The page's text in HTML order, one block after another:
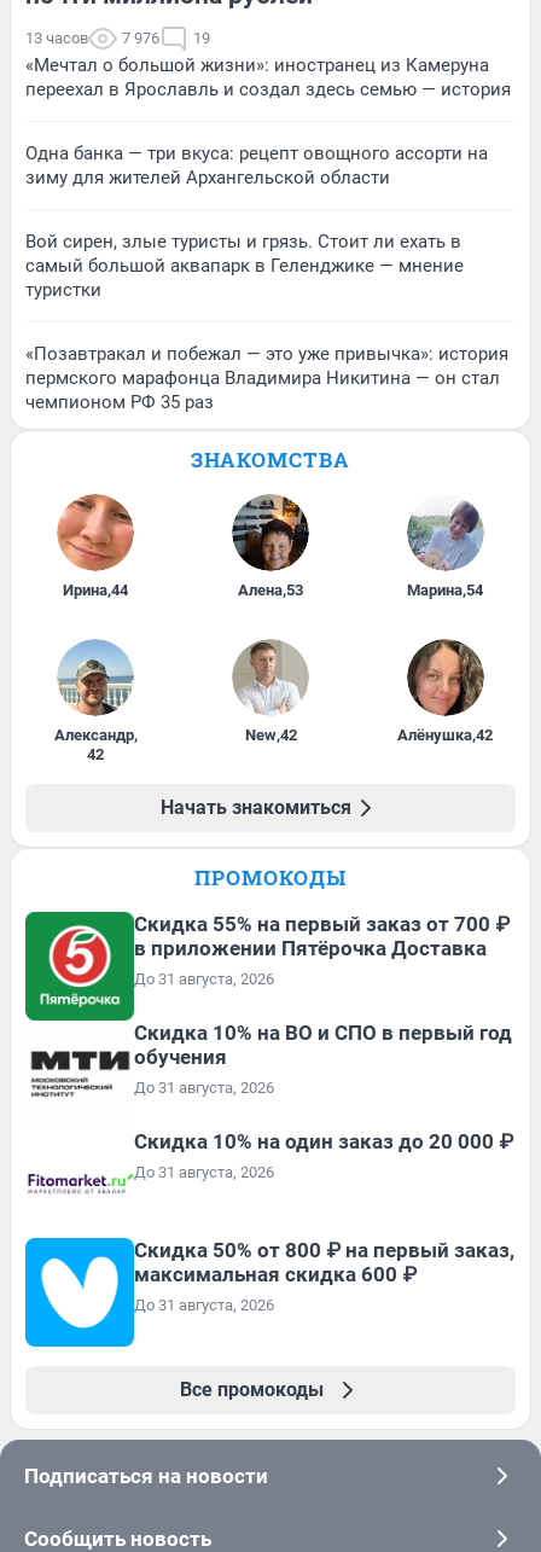
13 часов 7 976 19
«Мечтал о большой жизни»: иностранец из Камеруна
переехал в Ярославль и создал здесь семью — история
Одна банка — три вкуса: рецепт овощного ассорти на
зиму для жителей Архангельской области
Вой сирен, злые туристы и грязь. Стоит ли ехать в
самый большой аквапарк в Геленджике — мнение
туристки
«Позавтракал и побежал — это уже привычка»: история
пермского марафонца Владимира Никитина — он стал
чемпионом РФ 35 раз
ЗНАКОМСТВА
Ирина,44 Алена,53 Марина,54
Александр,
42
New,42 Алёнушка,42
Начать знакомиться
ПРОМОКОДЫ
Скидка 55% на первый заказ от 700 ₽
в приложении Пятёрочка Доставка
До 31 августа, 2026
Скидка 10% на ВО и СПО в первый год
обучения
До 31 августа, 2026
Скидка 10% на один заказ до 20 000 ₽
До 31 августа, 2026
Скидка 50% от 800 ₽ на первый заказ,
максимальная скидка 600 ₽
До 31 августа, 2026
Все промокоды
Подписаться на новости
Сообщить новость